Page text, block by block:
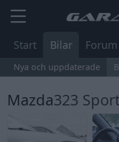
Start Bilar Forum
Nya och uppdaterade
Mazda323